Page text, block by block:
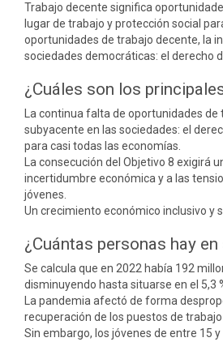
Trabajo decente significa
lugar de trabajo y protección social
oportunidades de trabajo decente, la
sociedades democráticas: el derecho
¿Cuáles son los
La continua falta de oportunidades
subyacente en las sociedades: el
para casi todas las economías.
La consecución del Objetivo 8
incertidumbre económica y a las
jóvenes.
Un crecimiento económico inclusivo y
¿Cuántas personas hay
Se calcula que en 2022 había 192
disminuyendo hasta situarse en el 5,3
La pandemia afectó de forma
recuperación de los puestos de
Sin embargo, los jóvenes de entre 15